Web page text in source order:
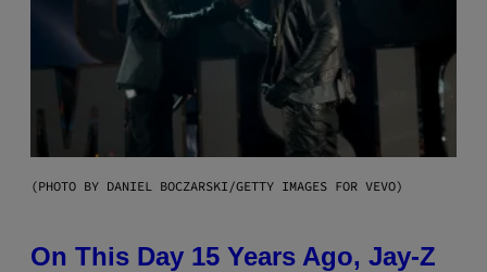
(PHOTO BY DANIEL BOCZARSKI/GETTY IMAGES FOR VEVO)
On This Day 15 Years Ago, Jay-Z